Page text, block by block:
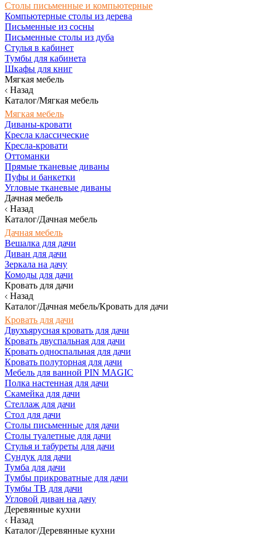
Столы письменные и компьютерные
Компьютерные столы из дерева
Письменные из сосны
Письменные столы из дуба
Стулья в кабинет
Тумбы для кабинета
Шкафы для книг
Мягкая мебель
Назад
Каталог/Мягкая мебель
Мягкая мебель
Диваны-кровати
Кресла классические
Кресла-кровати
Оттоманки
Прямые тканевые диваны
Пуфы и банкетки
Угловые тканевые диваны
Дачная мебель
Назад
Каталог/Дачная мебель
Дачная мебель
Вешалка для дачи
Диван для дачи
Зеркала на дачу
Комоды для дачи
Кровать для дачи
Назад
Каталог/Дачная мебель/Кровать для дачи
Кровать для дачи
Двухъярусная кровать для дачи
Кровать двуспальная для дачи
Кровать односпальная для дачи
Кровать полуторная для дачи
Мебель для ванной PIN MAGIC
Полка настенная для дачи
Скамейка для дачи
Стеллаж для дачи
Стол для дачи
Столы письменные для дачи
Столы туалетные для дачи
Стулья и табуреты для дачи
Сундук для дачи
Тумба для дачи
Тумбы прикроватные для дачи
Тумбы ТВ для дачи
Угловой диван на дачу
Деревянные кухни
Назад
Каталог/Деревянные кухни